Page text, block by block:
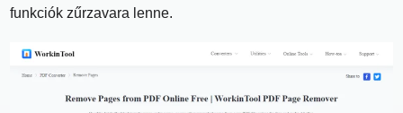
funkciók zűrzavara lenne.